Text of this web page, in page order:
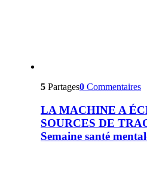
5 Partages0 Commentaires
LA MACHINE A
SOURCES DE
Semaine santé